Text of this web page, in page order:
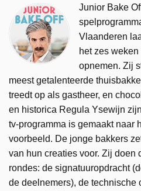
Junior Bake
Vlaanderen
het zes
opnemen. Zij
meest getalenteerde
treedt op als gastheer, en
en historica Regula Ysewijn
tv-programma is gemaakt naar
voorbeeld. De jonge bakkers
van hun creaties voor. Zij doen
rondes: de signatuuropdracht
de deelnemers), de technische